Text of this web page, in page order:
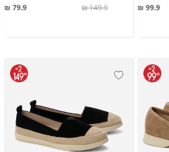
99.9 ₪
79.9 ₪ 149.9 ₪